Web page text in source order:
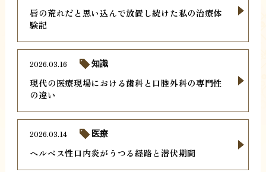
唇の荒れだと思い込んで放置し続けた私の治療体
験記
現代の医療現場における歯科と口腔外科の専門性
の違い
2026.03.16 知識
ヘルペス性口内炎がうつる経路と潜伏期間
2026.03.14 医療